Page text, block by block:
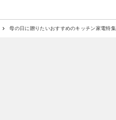
母の日に贈りたいおすすめのキッチン家電特